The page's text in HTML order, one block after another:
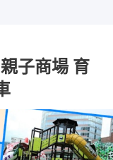
子商場 育